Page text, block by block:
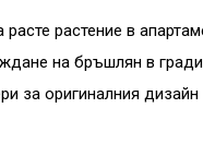
расте растение в
на бръшлян в
за оригиналния